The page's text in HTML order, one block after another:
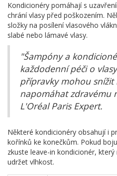
Kondicionéry pomáhají s
chrání vlasy před poškozením.
složky na posílení vlasového
slabé nebo lámavé vlasy.
"Šampóny a
každodenní péči o
přípravky mohou snížit
napomáhat zdravému
L'Oréal Paris Expert.
Některé kondicionéry obsahují i
kořínků ke konečkům. Pokud
zkuste leave-in kondicionér,
udržet vlhkost.